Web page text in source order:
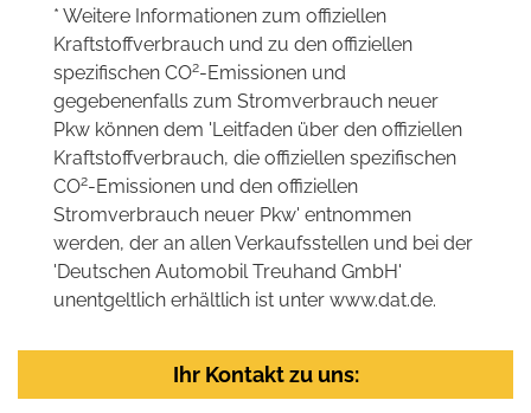
* Weitere Informationen zum offiziellen
Kraftstoffverbrauch und zu den offiziellen
spezifischen CO2-Emissionen und
gegebenenfalls zum Stromverbrauch neuer
Pkw können dem 'Leitfaden über den offiziellen
Kraftstoffverbrauch, die offiziellen spezifischen
CO2-Emissionen und den offiziellen
Stromverbrauch neuer Pkw' entnommen
werden, der an allen Verkaufsstellen und bei der
'Deutschen Automobil Treuhand GmbH'
unentgeltlich erhältlich ist unter www.dat.de.
Ihr Kontakt zu uns: